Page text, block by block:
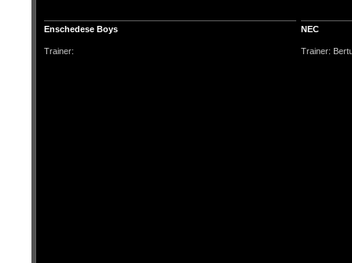
Enschedese Boys NEC
Trainer: Trainer: